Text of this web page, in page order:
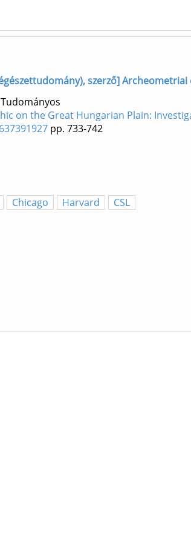
szerző] Archeometriai
on the Great Hungarian Plain:
pp. 733-742
Chicago Harvard CSL